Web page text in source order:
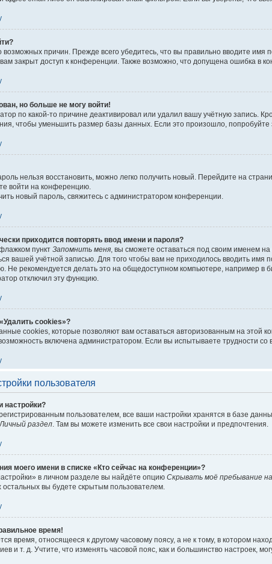
возможных причин. Прежде всего убедитесь, что вы правильно вводите
закрыт доступ к конференции. Также возможно, что допущена ошибка в
но больше не могу войти!
по какой-то причине деактивировал или удалил вашу учётную запись.
чтобы уменьшить размер базы данных. Если это произошло, попробуйте
нельзя восстановить, можно легко получить новый. Перейдите на
войти на конференцию.
новый пароль, свяжитесь с администратором конференции.
приходится повторять ввод имени и пароля?
пункт Запомнить меня , вы сможете оставаться под своим именем
вашей учётной записью. Для того чтобы вам не приходилось вводить
Не рекомендуется делать это на общедоступном компьютере, например в
отключил эту функцию.
cookies»?
cookies, которые позволяют вам оставаться авторизованным на этой
включена администратором. Если вы испытываете трудности
пользователя
настройки?
пользователем, все ваши настройки хранятся в базе
Личный раздел . Там вы можете изменить все свои настройки и предпочтения.
моего имени в списке «Кто сейчас на конференции»?
в личном разделе вы найдёте опцию Скрывать моё пребывание
остальных вы будете скрытым пользователем.
время!
время, относящееся к другому часовому поясу, а не к тому, в котором
и т. д. Учтите, что изменять часовой пояс, как и большинство настроек,